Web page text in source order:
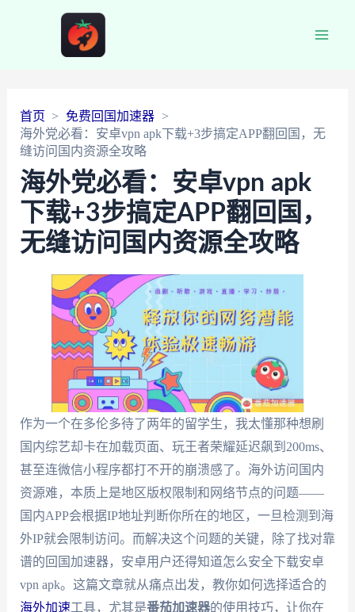
首页
免费回国加速器
海外党必看：安卓vpn apk下载+3步搞定APP翻回国，无
缝访问国内资源全攻略
海外党必看：安卓vpn apk
下载+3步搞定APP翻回国，
无缝访问国内资源全攻略
作为一个在多伦多待了两年的留学生，我太懂那种想刷
国内综艺却卡在加载页面、玩王者荣耀延迟飙到200ms、
甚至连微信小程序都打不开的崩溃感了。海外访问国内
资源难，本质上是地区版权限制和网络节点的问题——
国内APP会根据IP地址判断你所在的地区，一旦检测到海
外IP就会限制访问。而解决这个问题的关键，除了找对靠
谱的回国加速器，安卓用户还得知道怎么安全下载安卓
vpn apk。这篇文章就从痛点出发，教你如何选择适合的
海外加速工具，尤其是番茄加速器的使用技巧，让你在